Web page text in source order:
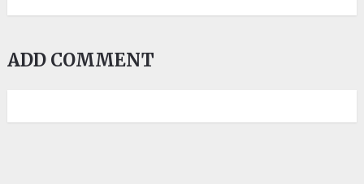
ADD COMMENT